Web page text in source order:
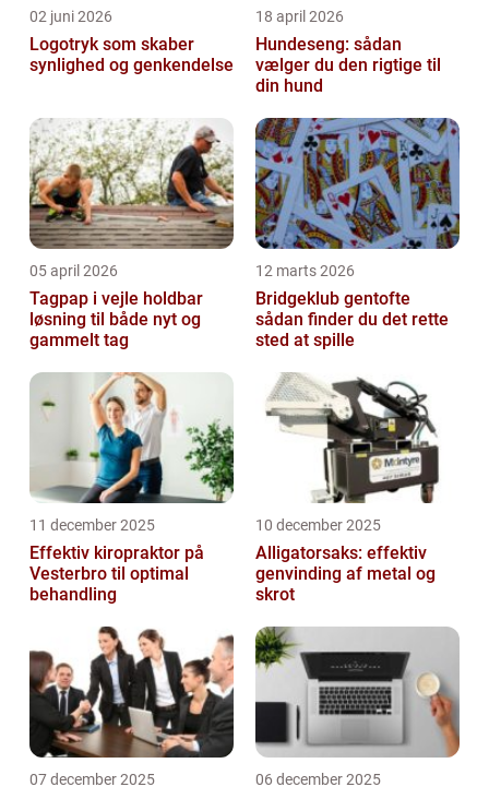
02 juni 2026
Logotryk som skaber
synlighed og genkendelse
18 april 2026
Hundeseng: sådan
vælger du den rigtige til
din hund
05 april 2026
Tagpap i vejle holdbar
løsning til både nyt og
gammelt tag
12 marts 2026
Bridgeklub gentofte
sådan finder du det rette
sted at spille
11 december 2025
Effektiv kiropraktor på
Vesterbro til optimal
behandling
10 december 2025
Alligatorsaks: effektiv
genvinding af metal og
skrot
07 december 2025 06 december 2025